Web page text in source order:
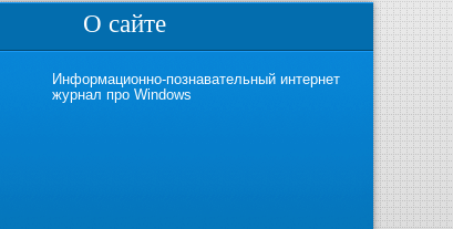
О сайте
Информационно-познавательный интернет
журнал про Windows